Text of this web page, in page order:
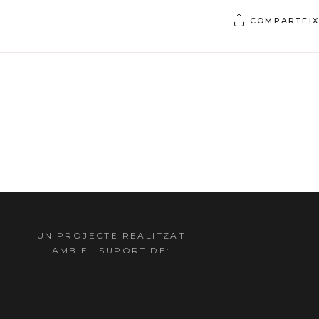
COMPARTEIX
UN PROJECTE REALITZAT
AMB EL SUPORT DE: